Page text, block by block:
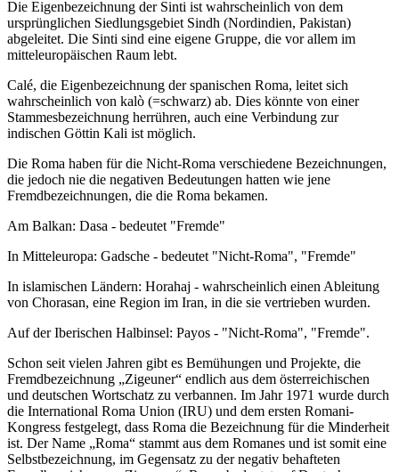
Die Eigenbezeichnung der Sinti ist wahrscheinlich von dem
ursprünglichen Siedlungsgebiet Sindh (Nordindien, Pakistan)
abgeleitet. Die Sinti sind eine eigene Gruppe, die vor allem im
mitteleuropäischen Raum lebt.
Calé, die Eigenbezeichnung der spanischen Roma, leitet sich
wahrscheinlich von kalò (=schwarz) ab. Dies könnte von einer
Stammesbezeichnung herrühren, auch eine Verbindung zur
indischen Göttin Kali ist möglich.
Die Roma haben für die Nicht-Roma verschiedene Bezeichnungen,
die jedoch nie die negativen Bedeutungen hatten wie jene
Fremdbezeichnungen, die die Roma bekamen.
Am Balkan: Dasa - bedeutet "Fremde"
In Mitteleuropa: Gadsche - bedeutet "Nicht-Roma", "Fremde"
In islamischen Ländern: Horahaj - wahrscheinlich einen Ableitung
von Chorasan, eine Region im Iran, in die sie vertrieben wurden.
Auf der Iberischen Halbinsel: Payos - "Nicht-Roma", "Fremde".
Schon seit vielen Jahren gibt es Bemühungen und Projekte, die
Fremdbezeichnung „Zigeuner“ endlich aus dem österreichischen
und deutschen Wortschatz zu verbannen. Im Jahr 1971 wurde durch
die International Roma Union (IRU) und dem ersten Romani-
Kongress festgelegt, dass Roma die Bezeichnung für die Minderheit
ist. Der Name „Roma“ stammt aus dem Romanes und ist somit eine
Selbstbezeichnung, im Gegensatz zu der negativ behafteten